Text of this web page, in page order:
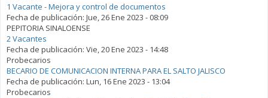
1 Vacante - Mejora y control de documentos
Fecha de publicación: Jue, 26 Ene 2023 - 08:09
PEPITORIA SINALOENSE
2 Vacantes
Fecha de publicación: Vie, 20 Ene 2023 - 14:48
Probecarios
BECARIO DE COMUNICACION INTERNA PARA EL SALTO JALISCO
Fecha de publicación: Lun, 16 Ene 2023 - 13:04
Probecarios